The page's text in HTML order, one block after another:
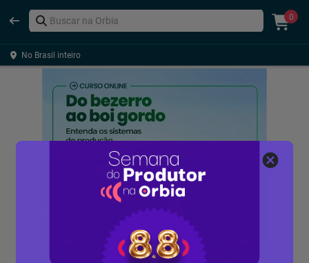
0
No Brasil inteiro